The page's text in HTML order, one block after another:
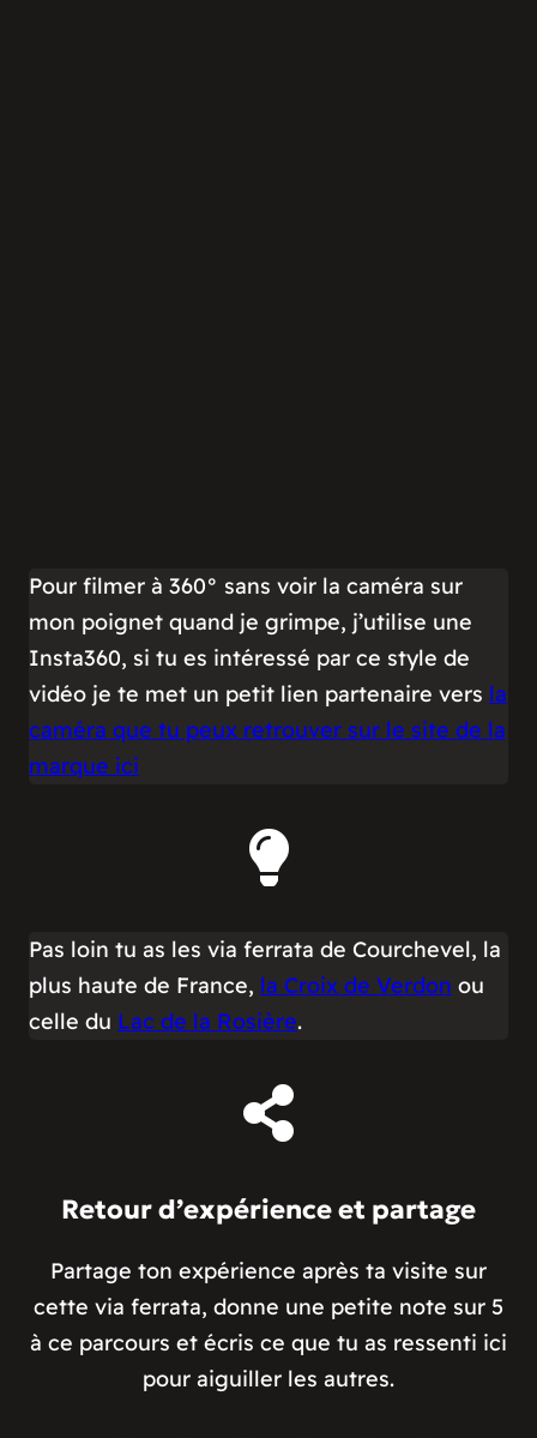
Pour filmer à 360° sans voir la caméra sur
mon poignet quand je grimpe, j’utilise une
Insta360, si tu es intéressé par ce style de
vidéo je te met un petit lien partenaire vers la
caméra que tu peux retrouver sur le site de la
marque ici
Pas loin tu as les via ferrata de Courchevel, la
plus haute de France, la Croix de Verdon ou
celle du Lac de la Rosière.
Retour d’expérience et partage
Partage ton expérience après ta visite sur
cette via ferrata, donne une petite note sur 5
à ce parcours et écris ce que tu as ressenti ici
pour aiguiller les autres.